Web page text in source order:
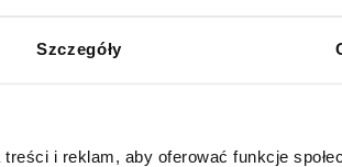
Szczegóły
i reklam, aby oferować funkcje